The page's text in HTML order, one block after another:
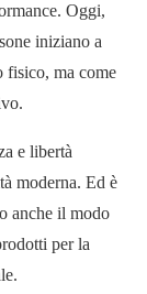
Oggi,
iniziano a
fisico, ma come
e libertà
moderna. Ed è
anche il modo
per la